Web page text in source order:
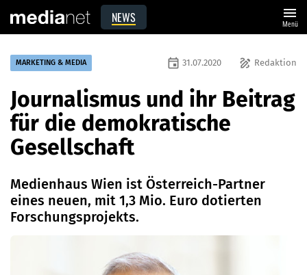
NEWS menu
Menü
MARKETING & MEDIA draw Redaktion
event 31.07.2020
Journalismus und ihr Beitrag
für die demokratische
Gesellschaft
Medienhaus Wien ist Österreich-Partner
eines neuen, mit 1,3 Mio. Euro dotierten
Forschungsprojekts.